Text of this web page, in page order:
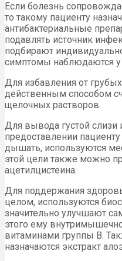
Если болезнь
то такому пациенту
антибактериальные
подавлять источник
подбирают
симптомы наблюдаются у
Для избавления от
действенным способом
щелочных растворов.
Для вывода густой слизи
предоставлении
дышать, используются
этой цели также можно
ацетилцистеина.
Для поддержания
целом, используются
значительно улучшают
этого ему
витаминами группы В.
назначаются экстракт